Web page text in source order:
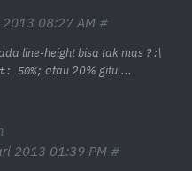
08:27 AM
line-height bisa tak mas ? :\
50%; atau 20% gitu....
2013 01:39 PM